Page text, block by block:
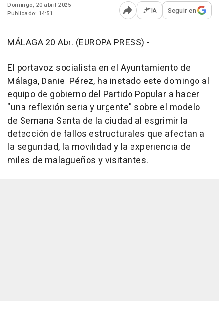
Domingo, 20 abril 2025
Publicado: 14:51
Abrir opciones para
IA Seguir en
MÁLAGA 20 Abr. (EUROPA PRESS) -
El portavoz socialista en el Ayuntamiento de
Málaga, Daniel Pérez, ha instado este domingo al
equipo de gobierno del Partido Popular a hacer
"una reflexión seria y urgente" sobre el modelo
de Semana Santa de la ciudad al esgrimir la
detección de fallos estructurales que afectan a
la seguridad, la movilidad y la experiencia de
miles de malagueños y visitantes.